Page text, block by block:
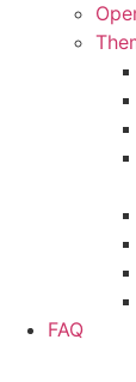
FAQ